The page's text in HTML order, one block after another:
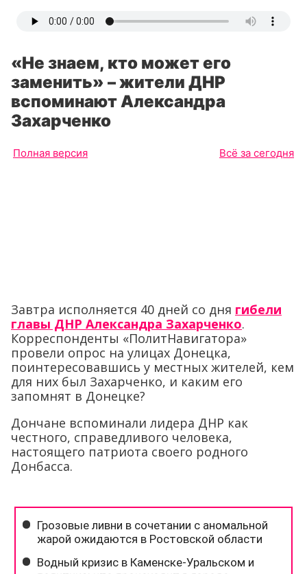
«Не знаем, кто может его
заменить» – жители ДНР
вспоминают Александра
Захарченко
Полная версия Всё за сегодня
Завтра исполняется 40 дней со дня гибели
главы ДНР Александра Захарченко.
Корреспонденты «ПолитНавигатора»
провели опрос на улицах Донецка,
поинтересовавшись у местных жителей, кем
для них был Захарченко, и каким его
запомнят в Донецке?
Дончане вспоминали лидера ДНР как
честного, справедливого человека,
настоящего патриота своего родного
Донбасса.